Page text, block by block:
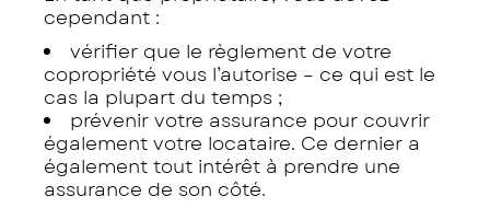
cependant :
vérifier que le règlement de votre
copropriété vous l’autorise – ce qui est le
cas la plupart du temps ;
prévenir votre assurance pour couvrir
également votre locataire. Ce dernier a
également tout intérêt à prendre une
assurance de son côté.